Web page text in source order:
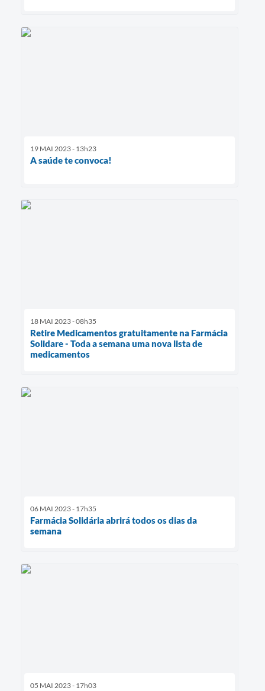
19 MAI 2023 - 13h23
A saúde te convoca!
18 MAI 2023 - 08h35
Retire Medicamentos gratuitamente na Farmácia
Solidare - Toda a semana uma nova lista de
medicamentos
06 MAI 2023 - 17h35
Farmácia Solidária abrirá todos os dias da
semana
05 MAI 2023 - 17h03